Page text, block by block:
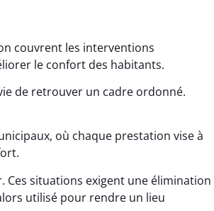
couvrent les interventions
le confort des habitants.
de retrouver un cadre ordonné.
où chaque prestation vise à
Ces situations exigent une élimination
utilisé pour rendre un lieu
impeccable. Une vraie
sensation de fraîcheur en